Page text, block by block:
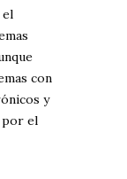
el
con
y
por el